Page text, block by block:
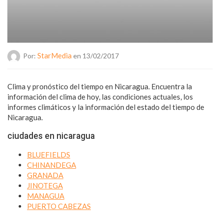
Por: StarMedia en 13/02/2017
Clima y pronóstico del tiempo en Nicaragua. Encuentra la
información del clima de hoy, las condiciones actuales, los
informes climáticos y la información del estado del tiempo de
Nicaragua.
ciudades en nicaragua
BLUEFIELDS
CHINANDEGA
GRANADA
JINOTEGA
MANAGUA
PUERTO CABEZAS